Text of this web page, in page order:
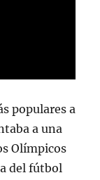
populares a
a una
Olímpicos
del fútbol